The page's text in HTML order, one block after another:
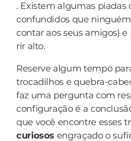
. Existem algumas piadas
confundidos que
contar aos seus amigos) e
rir alto.
Reserve algum tempo
trocadilhos e quebra-
faz uma pergunta com
configuração é a
que você encontre esses
curiosos engraçado o